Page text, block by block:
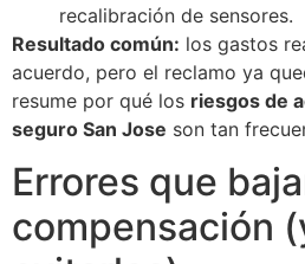
recalibración de sensores.
Resultado común: los gastos
acuerdo, pero el reclamo ya
resume por qué los riesgos de
seguro San Jose son tan
Errores que
compensación